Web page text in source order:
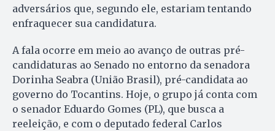
adversários que, segundo ele, estariam tentando
enfraquecer sua candidatura.
A fala ocorre em meio ao avanço de outras pré-
candidaturas ao Senado no entorno da senadora
Dorinha Seabra (União Brasil), pré-candidata ao
governo do Tocantins. Hoje, o grupo já conta com
o senador Eduardo Gomes (PL), que busca a
reeleição, e com o deputado federal Carlos